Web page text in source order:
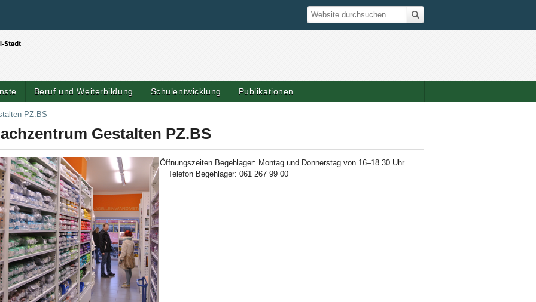
Suche
Website durchsuchen
Beruf und Weiterbildung Schulentwicklung Publikationen
PZ.BS
Gestalten PZ.BS
Öffnungszeiten Begehlager: Montag und Donnerstag von 16–18.30 Uhr
Telefon Begehlager: 061 267 99 00